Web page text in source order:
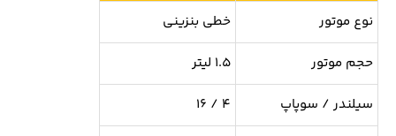
خطی بنزینی
نوع موتور
۱.۵ لیتر حجم موتور
۴ / ۱۶ سیلندر / سوپاپ